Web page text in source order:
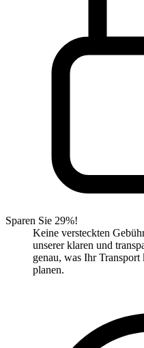
Sparen Sie 29%!
Keine versteckten
unserer klaren und
genau, was Ihr Transport
planen.